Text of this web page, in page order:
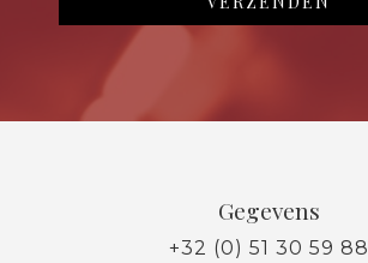
Gegevens
+32 (0) 51 30 59 88